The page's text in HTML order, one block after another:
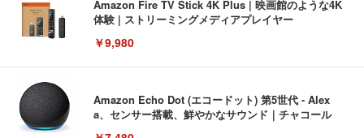
Amazon Fire TV Stick 4K Plus | 映画館のような4K
体験 | ストリーミングメディアプレイヤー
￥9,980
Amazon Echo Dot (エコードット) 第5世代 - Alex
a、センサー搭載、鮮やかなサウンド｜チャコール